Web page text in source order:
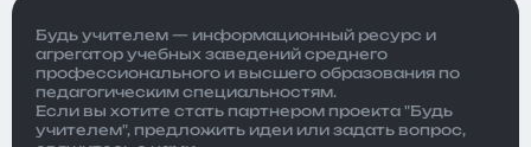
Будь учителем — информационный ресурс и
агрегатор учебных заведений среднего
профессионального и высшего образования по
педагогическим специальностям.
Если вы хотите стать партнером проекта "Будь
учителем", предложить идеи или задать вопрос,